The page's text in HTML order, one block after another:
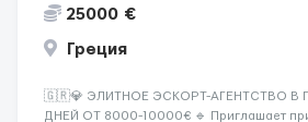
25000 €
Греция
🇬🇷💎 ЭЛИТНОЕ ЭСКОРТ-АГЕНТСТВО В
ДНЕЙ ОТ 8000-10000€ 🔹 Приглашает